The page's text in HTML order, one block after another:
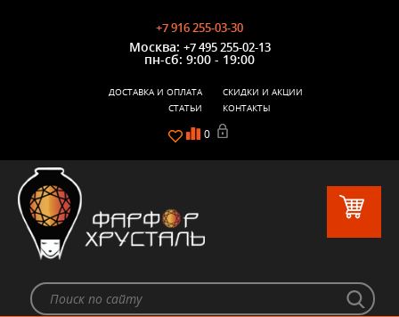
+7 916 255-03-30
Москва: +7 495 255-02-13
пн-сб: 9:00 - 19:00
0
ДОСТАВКА И ОПЛАТА
СКИДКИ И АКЦИИ
СТАТЬИ
КОНТАКТЫ